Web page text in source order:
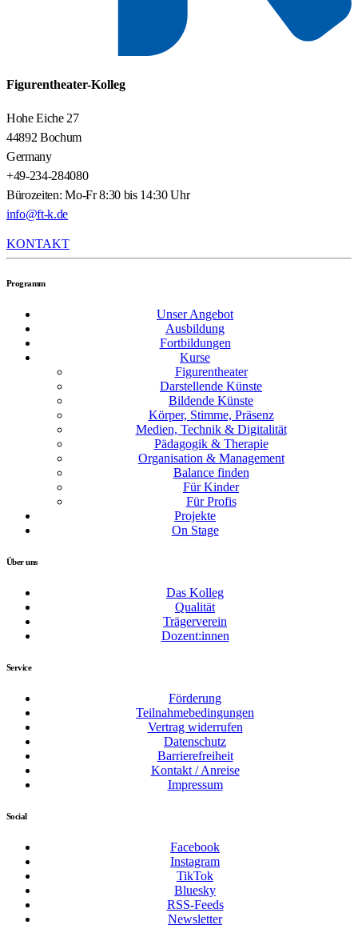
Figurentheater-Kolleg
Hohe Eiche 27
44892 Bochum
Germany
+49-234-284080
Bürozeiten: Mo-Fr 8:30 bis 14:30 Uhr
info@ft-k.de
KONTAKT
Programm
Unser Angebot
Ausbildung
Fortbildungen
Kurse
Figurentheater
Darstellende Künste
Bildende Künste
Körper, Stimme, Präsenz
Medien, Technik & Digitalität
Pädagogik & Therapie
Organisation & Management
Balance finden
Für Kinder
Für Profis
Projekte
On Stage
Über uns
Das Kolleg
Qualität
Trägerverein
Dozent:innen
Service
Förderung
Teilnahmebedingungen
Vertrag widerrufen
Datenschutz
Barrierefreiheit
Kontakt / Anreise
Impressum
Social
Facebook
Instagram
TikTok
Bluesky
RSS-Feeds
Newsletter